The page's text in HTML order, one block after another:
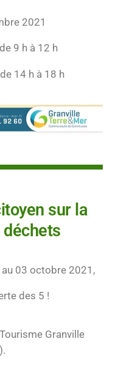
2021
9 h à 12 h
14 h à 18 h
sur la
03 octobre 2021,
des 5 !
Granville